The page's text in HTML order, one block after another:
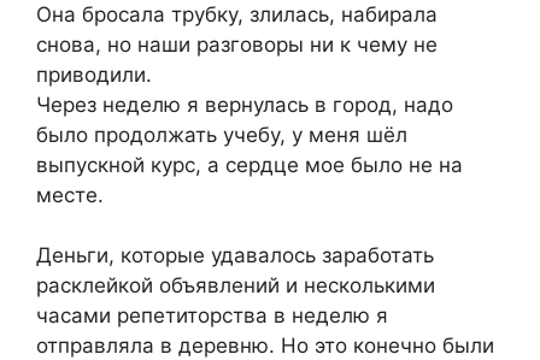
Она бросала трубку, злилась, набирала
снова, но наши разговоры ни к чему не
приводили.
Через неделю я вернулась в город, надо
было продолжать учебу, у меня шёл
выпускной курс, а сердце мое было не на
месте.
Деньги, которые удавалось заработать
расклейкой объявлений и несколькими
часами репетиторства в неделю я
отправляла в деревню. Но это конечно были